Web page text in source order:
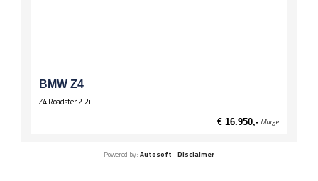
BMW Z4
Z4 Roadster 2.2i
€ 16.950,- Marge
Powered by: Autosoft -Disclaimer